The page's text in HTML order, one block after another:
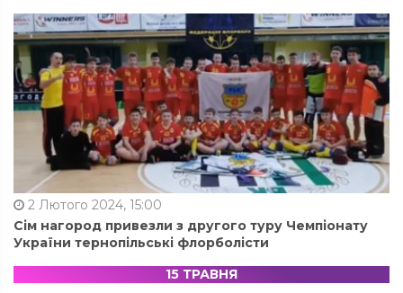
2 Лютого 2024, 15:00
Сім нагород привезли з другого туру Чемпіонату
України тернопільські флорболісти
15 ТРАВНЯ